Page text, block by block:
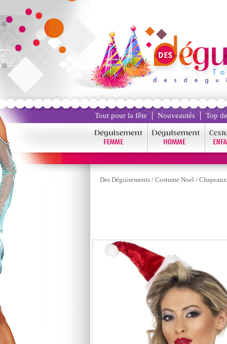
Tout pour la fête Nouveautés Top
Des Déguisements / Costume Noel /